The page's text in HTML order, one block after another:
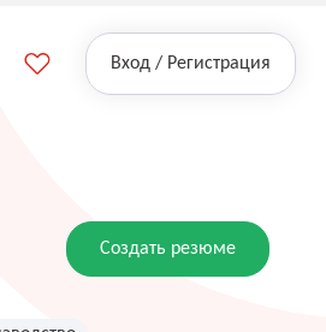
Вход / Регистрация
Создать резюме